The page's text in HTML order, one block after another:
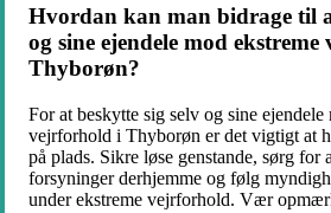
Hvordan kan man bidrage til
og sine ejendele mod
Thyborøn?
For at beskytte sig selv og sine ejendele
vejrforhold i Thyborøn er det vigtigt at
på plads. Sikre løse genstande, sørg for
forsyninger derhjemme og følg
under ekstreme vejrforhold. Vær